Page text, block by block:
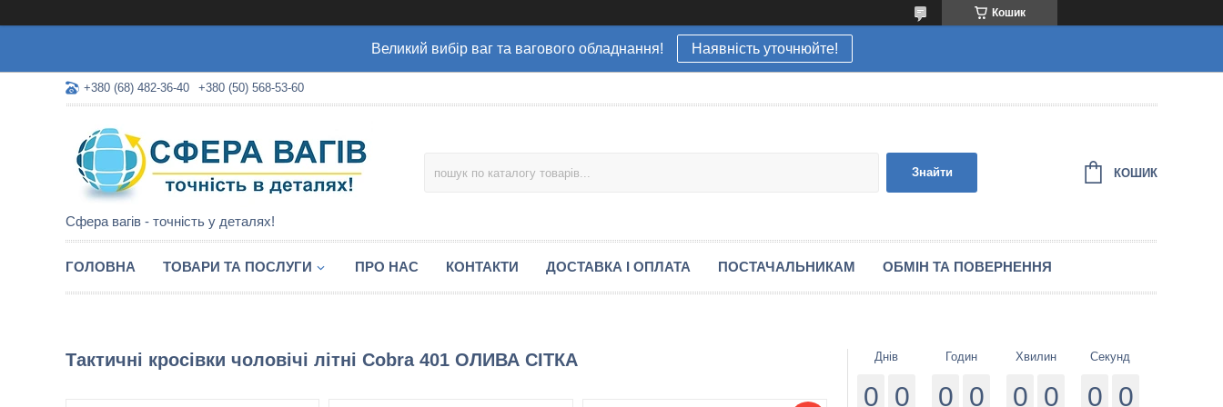
Кошик
Великий вибір ваг та вагового обладнання! Наявність уточнюйте!
+380 (68) 482-36-40 +380 (50) 568-53-60
Сфера вагів - точність у деталях!
Знайти КОШИК
ГОЛОВНА ТОВАРИ ТА ПОСЛУГИ ПРО НАС КОНТАКТИ ДОСТАВКА І ОПЛАТА ПОСТАЧАЛЬНИКАМ ОБМІН ТА ПОВЕРНЕННЯ
Тактичні кросівки чоловічі літні Cobra 401 ОЛИВА СІТКА Днів
0 0
Годин
0 0
Хвилин
0 0
Секунд
0 0